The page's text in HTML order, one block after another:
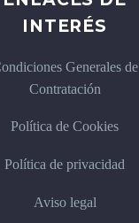
INTERÉS
Generales de
Contratación
Política de Cookies
Política de privacidad
Aviso legal